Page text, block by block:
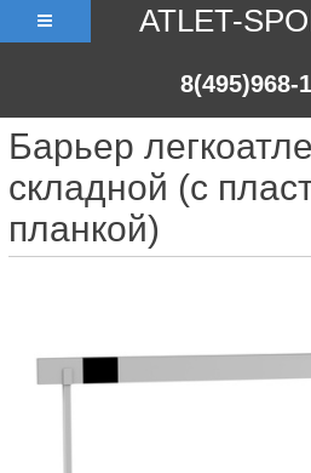
ATLET-
8(495)968-
Барьер
складной (с
планкой)